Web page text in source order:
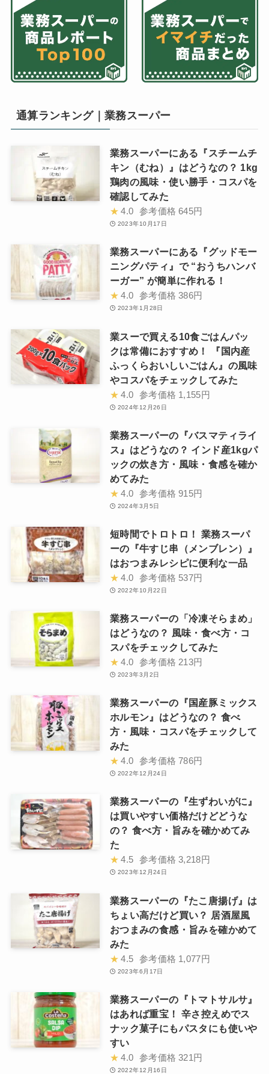
通算ランキング｜業務スーパー
業務スーパーにある『スチームチ
キン（むね）』はどうなの？ 1kg
鶏肉の風味・使い勝手・コスパを
確認してみた
★ 4.0 参考価格 645円
2023年10月17日
業務スーパーにある『グッドモー
ニングパティ』で “おうちハンバ
ーガー” が簡単に作れる！
★ 4.0 参考価格 386円
2023年1月28日
業スーで買える10食ごはんパッ
クは常備におすすめ！ 『国内産
ふっくらおいしいごはん』の風味
やコスパをチェックしてみた
★ 4.0 参考価格 1,155円
2024年12月26日
業務スーパーの『バスマティライ
ス』はどうなの？ インド産1kgパ
ックの炊き方・風味・食感を確か
めてみた
★ 4.0 参考価格 915円
2024年3月5日
短時間でトロトロ！ 業務スーパ
ーの『牛すじ串（メンブレン）』
はおつまみレシピに便利な一品
★ 4.0 参考価格 537円
2022年10月22日
業務スーパーの「冷凍そらまめ」
はどうなの？ 風味・食べ方・コ
スパをチェックしてみた
★ 4.0 参考価格 213円
2023年3月2日
業務スーパーの『国産豚ミックス
ホルモン』はどうなの？ 食べ
方・風味・コスパをチェックして
みた
★ 4.0 参考価格 786円
2022年12月24日
業務スーパーの『生ずわいがに』
は買いやすい価格だけどどうな
の？ 食べ方・旨みを確かめてみ
た
★ 4.5 参考価格 3,218円
2023年12月24日
業務スーパーの『たこ唐揚げ』は
ちょい高だけど買い？ 居酒屋風
おつまみの食感・旨みを確かめて
みた
★ 4.5 参考価格 1,077円
2023年6月17日
業務スーパーの『トマトサルサ』
はあれば重宝！ 辛さ控えめでス
ナック菓子にもパスタにも使いや
すい
★ 4.0 参考価格 321円
2022年12月16日